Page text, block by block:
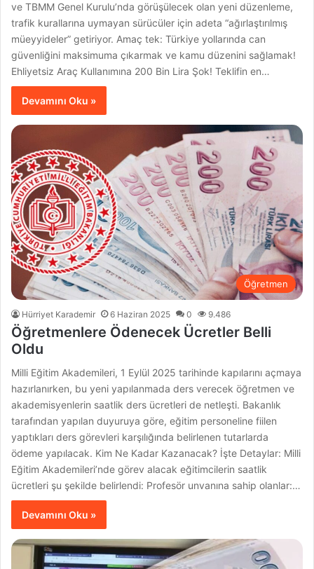
ve TBMM Genel Kurulu’nda görüşülecek olan yeni düzenleme,
trafik kurallarına uymayan sürücüler için adeta “ağırlaştırılmış
müeyyideler” getiriyor. Amaç tek: Türkiye yollarında can
güvenliğini maksimuma çıkarmak ve kamu düzenini sağlamak!
Ehliyetsiz Araç Kullanımına 200 Bin Lira Şok! Teklifin en…
Devamını Oku »
Öğretmen
Hürriyet Karademir 6 Haziran 2025 0 9.486
Öğretmenlere Ödenecek Ücretler Belli
Oldu
Milli Eğitim Akademileri, 1 Eylül 2025 tarihinde kapılarını açmaya
hazırlanırken, bu yeni yapılanmada ders verecek öğretmen ve
akademisyenlerin saatlik ders ücretleri de netleşti. Bakanlık
tarafından yapılan duyuruya göre, eğitim personeline fiilen
yaptıkları ders görevleri karşılığında belirlenen tutarlarda
ödeme yapılacak. Kim Ne Kadar Kazanacak? İşte Detaylar: Milli
Eğitim Akademileri’nde görev alacak eğitimcilerin saatlik
ücretleri şu şekilde belirlendi: Profesör unvanına sahip olanlar:…
Devamını Oku »